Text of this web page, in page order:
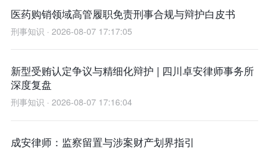
医药购销领域高管履职免责刑事合规与辩护白皮书
刑事知识 · 2026-08-07 17:17:05
新型受贿认定争议与精细化辩护 | 四川卓安律师事务所
深度复盘
刑事知识 · 2026-08-07 17:16:04
成安律师：监察留置与涉案财产划界指引